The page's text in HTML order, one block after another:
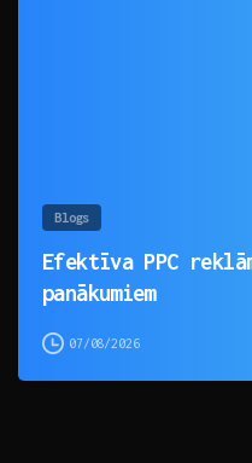
Blogs
Efektīva PPC
panākumiem
07/08/2026